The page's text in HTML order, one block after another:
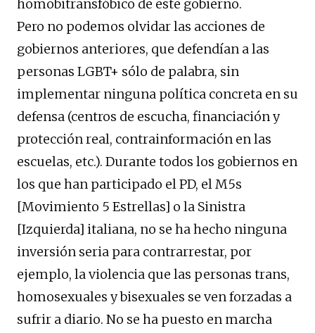
homobitransfóbico de este gobierno.
Pero no podemos olvidar las acciones de
gobiernos anteriores, que defendían a las
personas LGBT+ sólo de palabra, sin
implementar ninguna política concreta en su
defensa (centros de escucha, financiación y
protección real, contrainformación en las
escuelas, etc.). Durante todos los gobiernos en
los que han participado el PD, el M5s
[Movimiento 5 Estrellas] o la Sinistra
[Izquierda] italiana, no se ha hecho ninguna
inversión seria para contrarrestar, por
ejemplo, la violencia que las personas trans,
homosexuales y bisexuales se ven forzadas a
sufrir a diario. No se ha puesto en marcha